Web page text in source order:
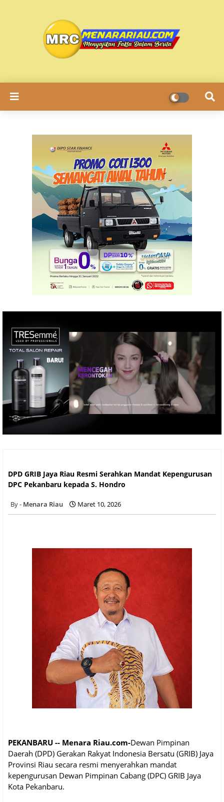
DPD GRIB Jaya Riau Resmi Serahkan Mandat Kepengurusan
DPC Pekanbaru kepada S. Hondro
Menara Riau Maret 10, 2026
PEKANBARU -- Menara Riau.com-Dewan Pimpinan
Daerah (DPD) Gerakan Rakyat Indonesia Bersatu (GRIB) Jaya
Provinsi Riau secara resmi menyerahkan mandat
kepengurusan Dewan Pimpinan Cabang (DPC) GRIB Jaya
Kota Pekanbaru.